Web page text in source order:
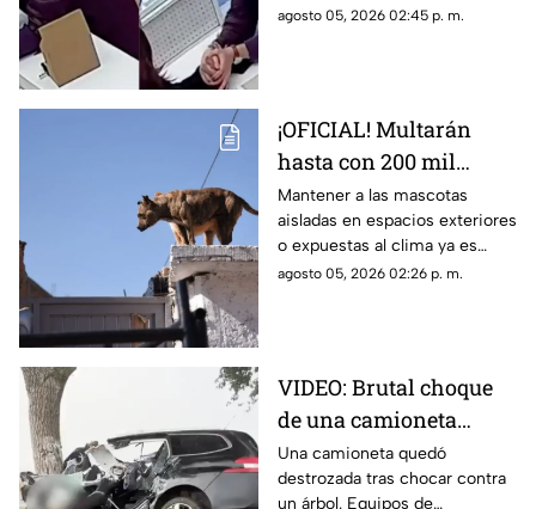
una manera extraña. Conoce
agosto 05, 2026 02:45 p. m.
¡OFICIAL! Multarán
hasta con 200 mil
pesos a quienes
mantengan a perros y
gatos viviendo en
patios o azoteas
Mantener a las mascotas
aisladas en espacios exteriores
o expuestas al clima ya es
considerado una infracción
agosto 05, 2026 02:26 p. m.
VIDEO: Brutal choque
de una camioneta
contra un árbol; quedó
completamente
Una camioneta quedó
destrozada tras chocar contra
un árbol. Equipos de